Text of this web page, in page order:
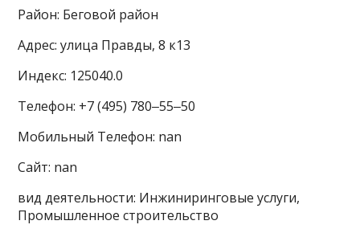
Район: Беговой район
Адрес: улица Правды, 8 к13
Индекс: 125040.0
Телефон: +7 (495) 780‒55‒50
Мобильный Телефон: nan
Сайт: nan
вид деятельности: Инжиниринговые услуги,
Промышленное строительство